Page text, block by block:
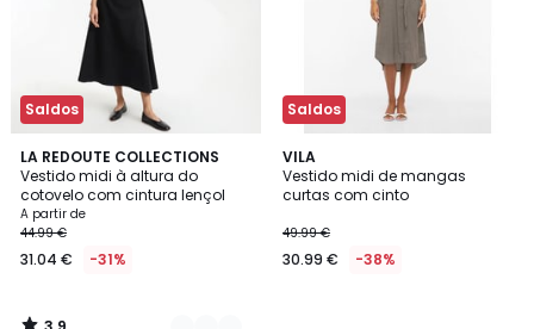
Saldos
LA REDOUTE COLLECTIONS
Vestido midi à altura do
cotovelo com cintura lençol
A partir de
44.99 €
31.04 € -31%
3,9
/ 5
2
Cores
Saldos
VILA
Vestido midi de mangas
curtas com cinto
49.99 €
30.99 € -38%